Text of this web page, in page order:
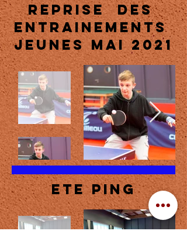
Reprise des
entrainements
jeunes mai 2021
ete ping